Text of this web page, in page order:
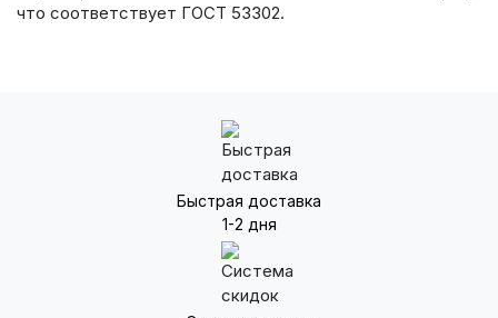
что соответствует ГОСТ 53302.
Быстрая доставка
1-2 дня